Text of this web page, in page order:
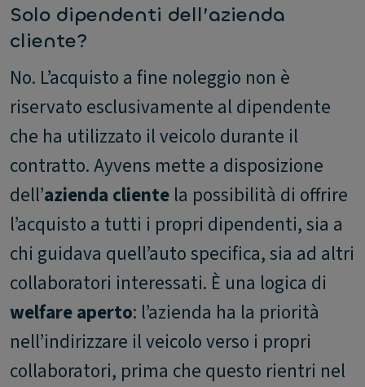
Solo dipendenti dell’azienda
cliente?
No. L’acquisto a fine noleggio non è
riservato esclusivamente al dipendente
che ha utilizzato il veicolo durante il
contratto. Ayvens mette a disposizione
dell’azienda cliente la possibilità di offrire
l’acquisto a tutti i propri dipendenti, sia a
chi guidava quell’auto specifica, sia ad altri
collaboratori interessati. È una logica di
welfare aperto: l’azienda ha la priorità
nell’indirizzare il veicolo verso i propri
collaboratori, prima che questo rientri nel